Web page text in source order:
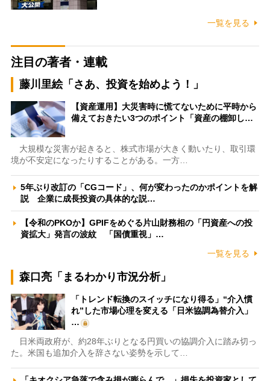
一覧を見る
注目の著者・連載
藤川里絵「さあ、投資を始めよう！」
【資産運用】大災害時に慌てないために平時から
備えておきたい3つのポイント「資産の棚卸し…
大規模な災害が起きると、株式市場が大きく動いたり、取引環
境が不安定になったりすることがある。一方…
5年ぶり改訂の「CGコード」、何が変わったのかポイントを解
説 企業に成長投資の具体的な説…
【令和のPKOか】GPIFをめぐる片山財務相の「円資産への投
資拡大」発言の波紋 「国債重視」…
一覧を見る
森口亮「まるわかり市況分析」
「トレンド転換のスイッチになり得る」“介入慣
れ”した市場心理を変える「日米協調為替介入」
…
日米両政府が、約28年ぶりとなる円買いの協調介入に踏み切っ
た。米国も追加介入を辞さない姿勢を示して…